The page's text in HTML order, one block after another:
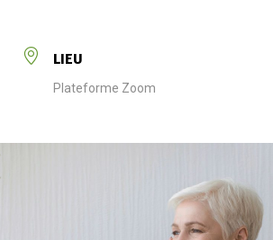
LIEU
Plateforme Zoom